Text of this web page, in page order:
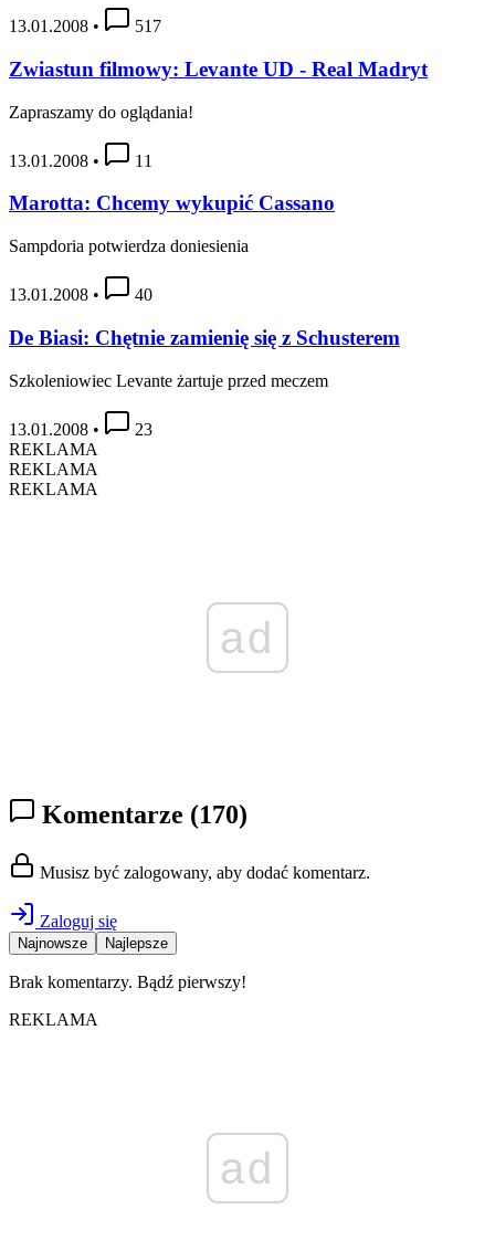
13.01.2008 • 517
Zwiastun filmowy: Levante UD - Real Madryt
Zapraszamy do oglądania!
13.01.2008 • 11
Marotta: Chcemy wykupić Cassano
Sampdoria potwierdza doniesienia
13.01.2008 • 40
De Biasi: Chętnie zamienię się z Schusterem
Szkoleniowiec Levante żartuje przed meczem
13.01.2008 •
23
REKLAMA
REKLAMA
REKLAMA
ad
Komentarze (170)
Musisz być zalogowany, aby dodać komentarz.
Zaloguj się
Najnowsze Najlepsze
Brak komentarzy. Bądź pierwszy!
REKLAMA
ad